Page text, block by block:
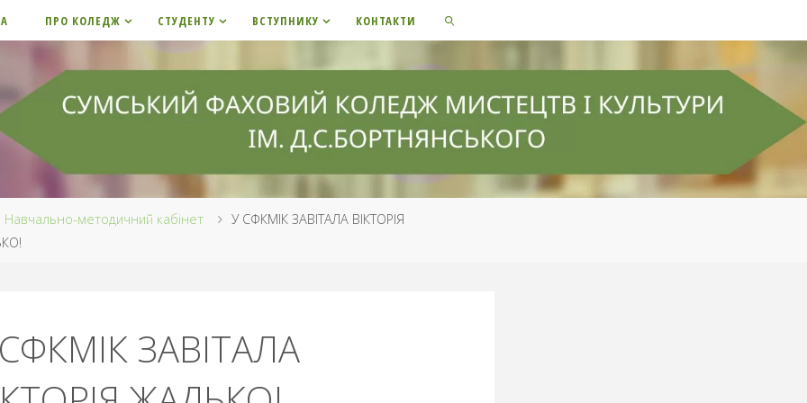
ПРО КОЛЕДЖ СТУДЕНТУ ВСТУПНИКУ КОНТАКТИ
Навчально-методичний кабінет
У СФКМІК ЗАВІТАЛА ВІКТОРІЯ
ЗАВІТАЛА